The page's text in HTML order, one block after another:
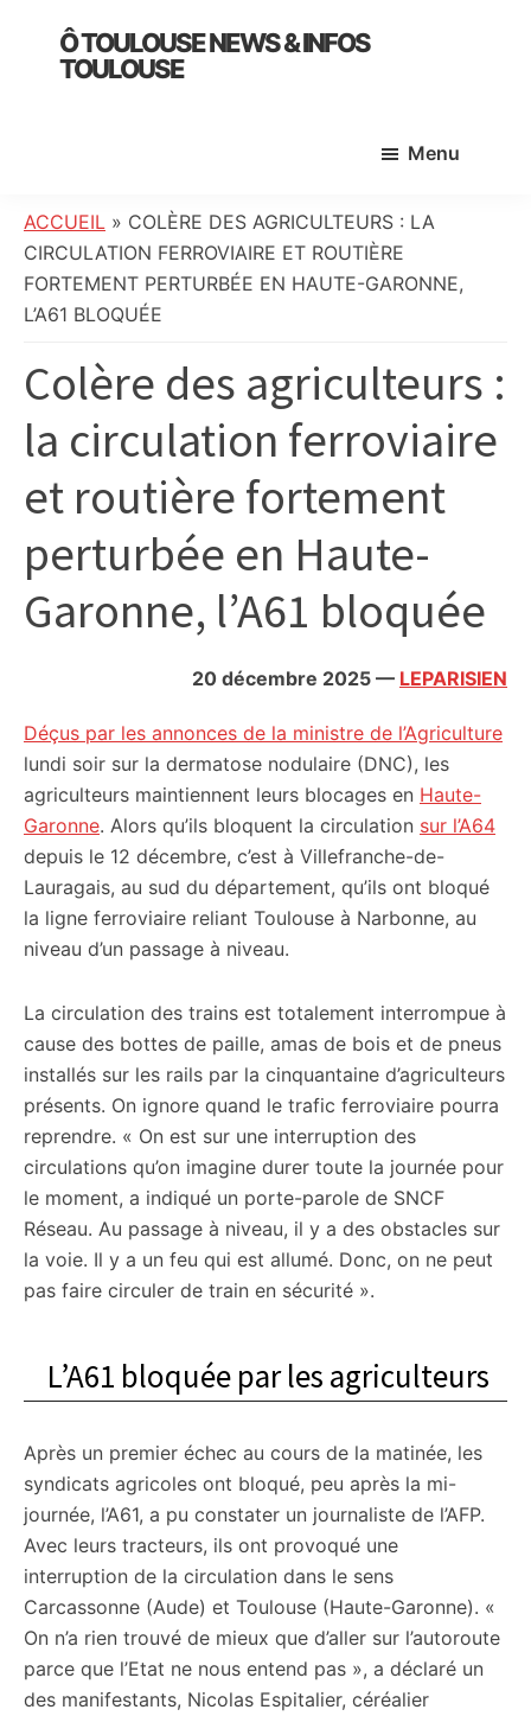
primary
Ô TOULOUSE NEWS & INFOS
TOULOUSE
:
info
locale,
société,
politique,
météo,
faits
et
citoyennes
Menu
ACCUEIL » COLÈRE DES AGRICULTEURS : LA
CIRCULATION FERROVIAIRE ET ROUTIÈRE
FORTEMENT PERTURBÉE EN HAUTE-GARONNE,
L’A61 BLOQUÉE
Colère des agriculteurs :
la circulation ferroviaire
et routière fortement
perturbée en Haute-
Garonne, l’A61 bloquée
20 décembre 2025 — LEPARISIEN
Déçus par les annonces de la ministre de l’Agriculture
lundi soir sur la dermatose nodulaire (DNC), les
agriculteurs maintiennent leurs blocages en Haute-
Garonne. Alors qu’ils bloquent la circulation sur l’A64
depuis le 12 décembre, c’est à Villefranche-de-
Lauragais, au sud du département, qu’ils ont bloqué
la ligne ferroviaire reliant Toulouse à Narbonne, au
niveau d’un passage à niveau.
La circulation des trains est totalement interrompue à
cause des bottes de paille, amas de bois et de pneus
installés sur les rails par la cinquantaine d’agriculteurs
présents. On ignore quand le trafic ferroviaire pourra
reprendre. « On est sur une interruption des
circulations qu’on imagine durer toute la journée pour
le moment, a indiqué un porte-parole de SNCF
Réseau. Au passage à niveau, il y a des obstacles sur
la voie. Il y a un feu qui est allumé. Donc, on ne peut
pas faire circuler de train en sécurité ».
L’A61 bloquée par les agriculteurs
Après un premier échec au cours de la matinée, les
syndicats agricoles ont bloqué, peu après la mi-
journée, l’A61, a pu constater un journaliste de l’AFP.
Avec leurs tracteurs, ils ont provoqué une
interruption de la circulation dans le sens
Carcassonne (Aude) et Toulouse (Haute-Garonne). «
On n’a rien trouvé de mieux que d’aller sur l’autoroute
parce que l’Etat ne nous entend pas », a déclaré un
des manifestants, Nicolas Espitalier, céréalier